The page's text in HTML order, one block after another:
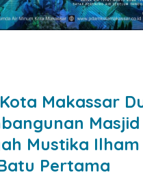
Makassar
Mustika
Pertama